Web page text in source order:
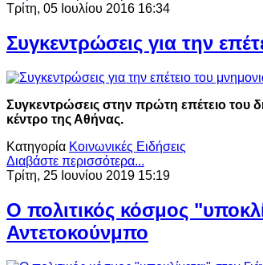
Τρίτη, 05 Ιουλίου 2016 16:34
Συγκεντρώσεις για την
Συγκεντρώσεις στην πρώτη επέτειο
κέντρο της Αθήνας.
Κατηγορία Κοινωνικές Ειδήσεις
Διαβάστε περισσότερα...
Τρίτη, 25 Ιουνίου 2019 15:19
Ο πολιτικός κόσμος
Αντετοκούνμπο